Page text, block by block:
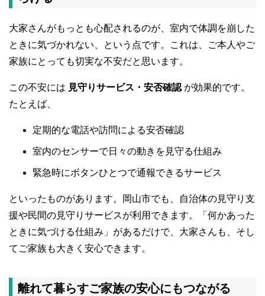
大家さんがもっとも心配されるのが、室内で体調を崩した
ときに気づかれない、という点です。これは、ご本人やご
家族にとっても切実な不安だと思います。
この不安には 見守りサービス・安否確認 が効果的です。
たとえば、
定期的な電話や訪問による安否確認
室内のセンサーで日々の動きを見守る仕組み
緊急時にボタンひとつで通報できるサービス
といったものがあります。岡山市でも、自治体の見守り支
援や民間の見守りサービスが利用できます。「何かあった
ときに気づける仕組み」があるだけで、大家さんも、そし
てご家族も大きく安心できます。
離れて暮らすご家族の安心にもつながる